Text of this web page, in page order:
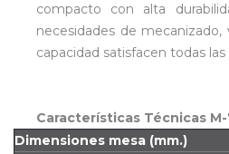
compacto con alta
necesidades de mecanizado,
capacidad satisfacen todas
Características Técnicas
Dimensiones mesa (mm.)